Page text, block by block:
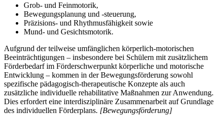
Grob- und Feinmotorik,
Bewegungsplanung und -steuerung,
Präzisions- und Rhythmusfähigkeit sowie
Mund- und Gesichtsmotorik.
Aufgrund der teilweise umfänglichen körperlich-motorischen
Beeinträchtigungen – insbesondere bei Schülern mit zusätzlichem
Förderbedarf im Förderschwerpunkt körperliche und motorische
Entwicklung – kommen in der Bewegungsförderung sowohl
spezifische pädagogisch-therapeutische Konzepte als auch
zusätzliche individuelle rehabilitative Maßnahmen zur Anwendung.
Dies erfordert eine interdisziplinäre Zusammenarbeit auf Grundlage
des individuellen Förderplans. [Bewegungsförderung]